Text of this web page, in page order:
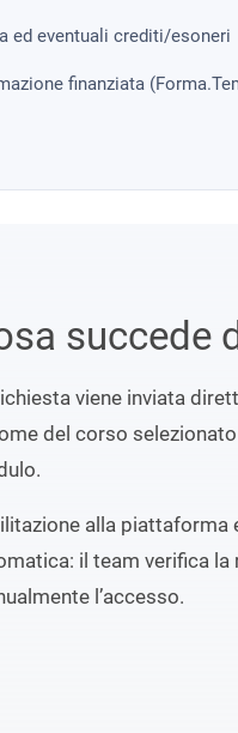
ed eventuali crediti/esoneri
finanziata
succede
viene inviata
del corso
alla piattaforma
il team verifica
l’accesso.